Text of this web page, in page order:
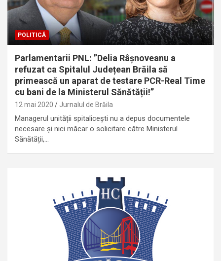
POLITICĂ
Parlamentarii PNL: ”Delia Râșnoveanu a
refuzat ca Spitalul Județean Brăila să
primească un aparat de testare PCR-Real Time
cu bani de la Ministerul Sănătății!”
12 mai 2020 Jurnalul de Brăila
Managerul unității spitalicești nu a depus documentele
necesare și nici măcar o solicitare către Ministerul
Sănătății,…